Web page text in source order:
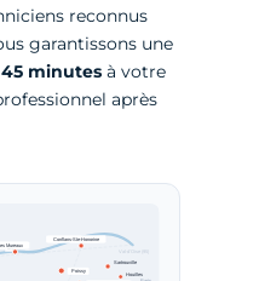
reconnus
garantissons une
minutesà votre
après